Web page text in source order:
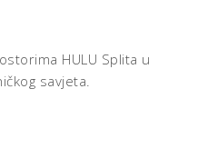
HULU Splita u
savjeta.